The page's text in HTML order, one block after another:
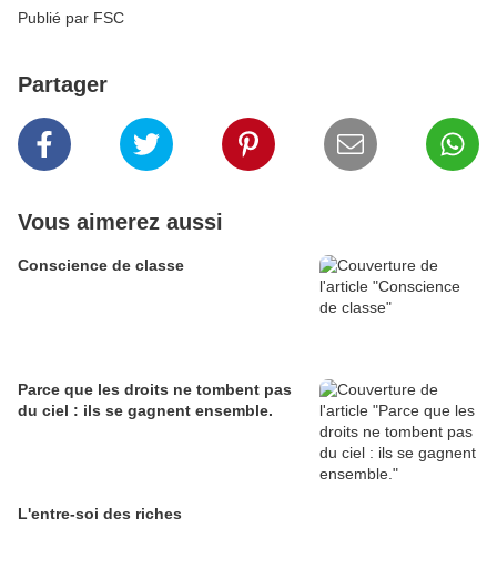
Publié par FSC
Partager
Vous aimerez aussi
Conscience de classe
Parce que les droits ne tombent pas
du ciel : ils se gagnent ensemble.
L'entre-soi des riches